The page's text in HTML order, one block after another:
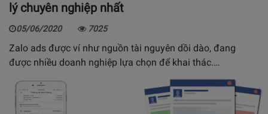
lý chuyên nghiệp nhất
05/06/2020 7025
Zalo ads được ví như nguồn tài nguyên dồi dào, đang
được nhiều doanh nghiệp lựa chọn để khai thác.…